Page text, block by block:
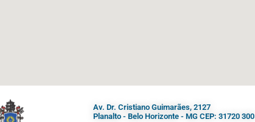
Av. Dr. Cristiano Guimarães, 2127
Planalto - Belo Horizonte - MG CEP: 31720 300